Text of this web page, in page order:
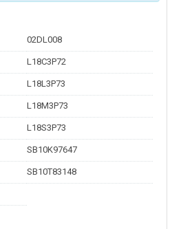
02DL008
L18C3P72
L18L3P73
L18M3P73
L18S3P73
SB10K97647
SB10T83148